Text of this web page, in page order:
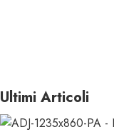
Ultimi Articoli